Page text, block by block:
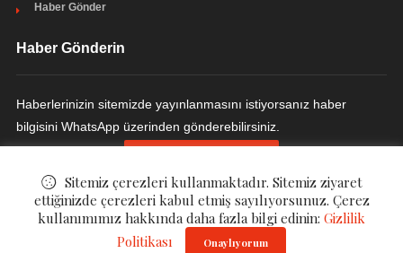
Haber Gönder
Haber Gönderin
Haberlerinizin sitemizde yayınlanmasını istiyorsanız haber
bilgisini WhatsApp üzerinden gönderebilirsiniz.
EczaHaber Eczane Haberleri . All Rights Reserved.
Sitemiz çerezleri kullanmaktadır. Sitemiz ziyaret
ettiğinizde çerezleri kabul etmiş sayılıyorsunuz. Çerez
kullanımımız hakkında daha fazla bilgi edinin: Gizlilik
Politikası
Onaylıyorum